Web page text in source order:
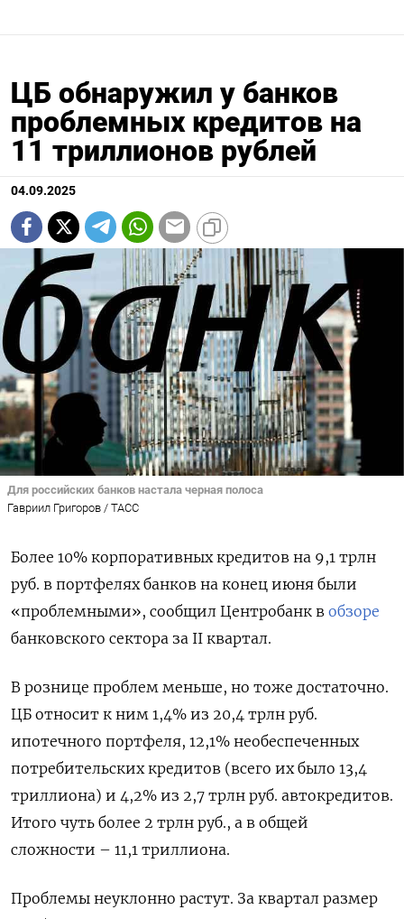
ЦБ обнаружил у банков
проблемных кредитов на
11 триллионов рублей
04.09.2025
Для российских банков настала черная полоса
Гавриил Григоров / ТАСС
Более 10% корпоративных кредитов на 9,1 трлн
руб. в портфелях банков на конец июня были
«проблемными», сообщил Центробанк в обзоре
банковского сектора за II квартал.
В рознице проблем меньше, но тоже достаточно.
ЦБ относит к ним 1,4% из 20,4 трлн руб.
ипотечного портфеля, 12,1% необеспеченных
потребительских кредитов (всего их было 13,4
триллиона) и 4,2% из 2,7 трлн руб. автокредитов.
Итого чуть более 2 трлн руб., а в общей
сложности – 11,1 триллиона.
Проблемы неуклонно растут. За квартал размер